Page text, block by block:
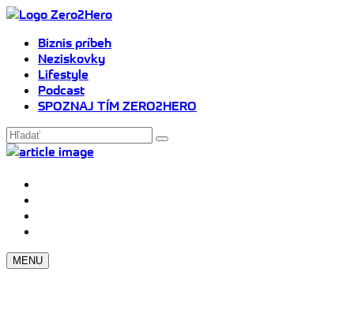
Biznis príbeh
Neziskovky
Lifestyle
Podcast
SPOZNAJ TÍM ZERO2HERO
MENU